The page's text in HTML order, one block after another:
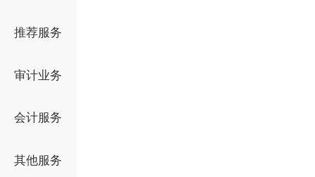
推荐服务
审计业务
会计服务
其他服务